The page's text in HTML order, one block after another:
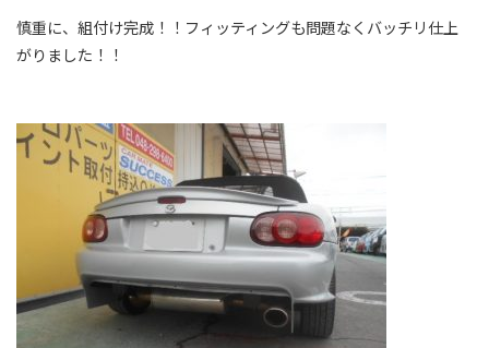
慎重に、組付け完成！！フィッティングも問題なくバッチリ仕上
がりました！！